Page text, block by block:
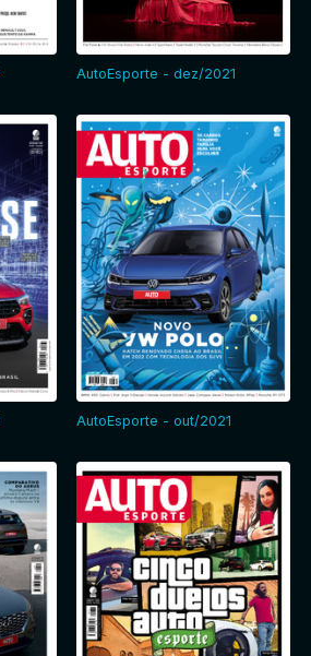
AutoEsporte - dez/2021
AutoEsporte - out/2021